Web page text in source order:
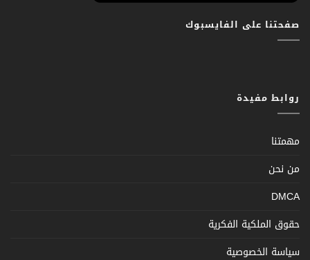
صفحتنا على الفايسبوك
روابط مفيدة
مهمتنا
من نحن
DMCA
حقوق الملكية الفكرية
سياسة الخصوصية